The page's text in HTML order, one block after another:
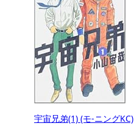
宇宙兄弟(1) (モ-ニングKC)